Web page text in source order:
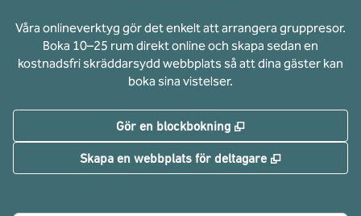
Våra onlineverktyg gör det enkelt att arrangera gruppresor.
Boka 10–25 rum direkt online och skapa sedan en
kostnadsfri skräddarsydd webbplats så att dina gäster kan
boka sina vistelser.
Gör en blockbokning ,
Skapa en webbplats för deltagare ,